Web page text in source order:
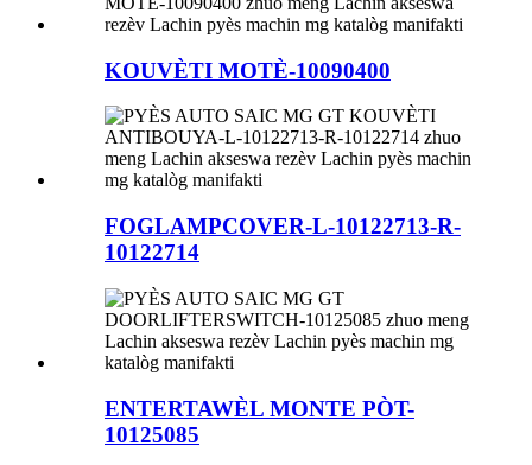
KOUVÈTI MOTÈ-10090400
FOGLAMPCOVER-L-10122713-R-
10122714
ENTERTAWÈL MONTE PÒT-
10125085